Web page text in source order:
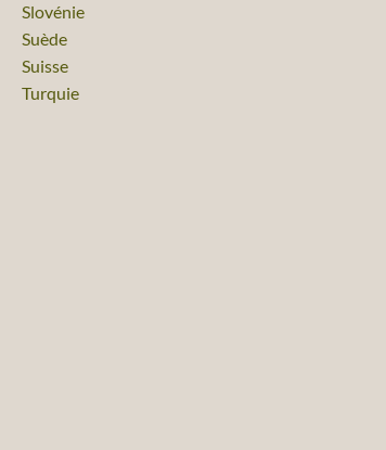
Voyage
Slovénie
Voyage
Suède
Voyage
Suisse
Voyage
Turquie